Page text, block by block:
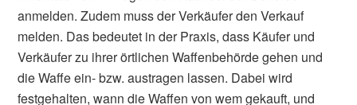
anmelden. Zudem muss der Verkäufer den Verkauf
melden. Das bedeutet in der Praxis, dass Käufer und
Verkäufer zu ihrer örtlichen Waffenbehörde gehen und
die Waffe ein- bzw. austragen lassen. Dabei wird
festgehalten, wann die Waffen von wem gekauft, und